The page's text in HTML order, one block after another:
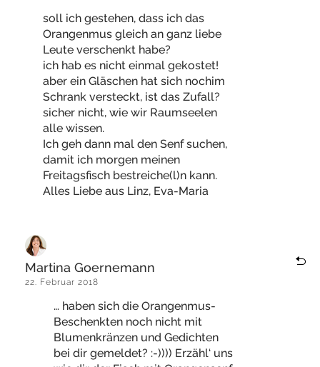
soll ich gestehen, dass ich das
Orangenmus gleich an ganz liebe
Leute verschenkt habe?
ich hab es nicht einmal gekostet!
aber ein Gläschen hat sich nochim
Schrank versteckt, ist das Zufall?
sicher nicht, wie wir Raumseelen
alle wissen.
Ich geh dann mal den Senf suchen,
damit ich morgen meinen
Freitagsfisch bestreiche(l)n kann.
Alles Liebe aus Linz, Eva-Maria
Martina Goernemann
22. Februar 2018
… haben sich die Orangenmus-
Beschenkten noch nicht mit
Blumenkränzen und Gedichten
bei dir gemeldet? :-)))) Erzähl‘ uns